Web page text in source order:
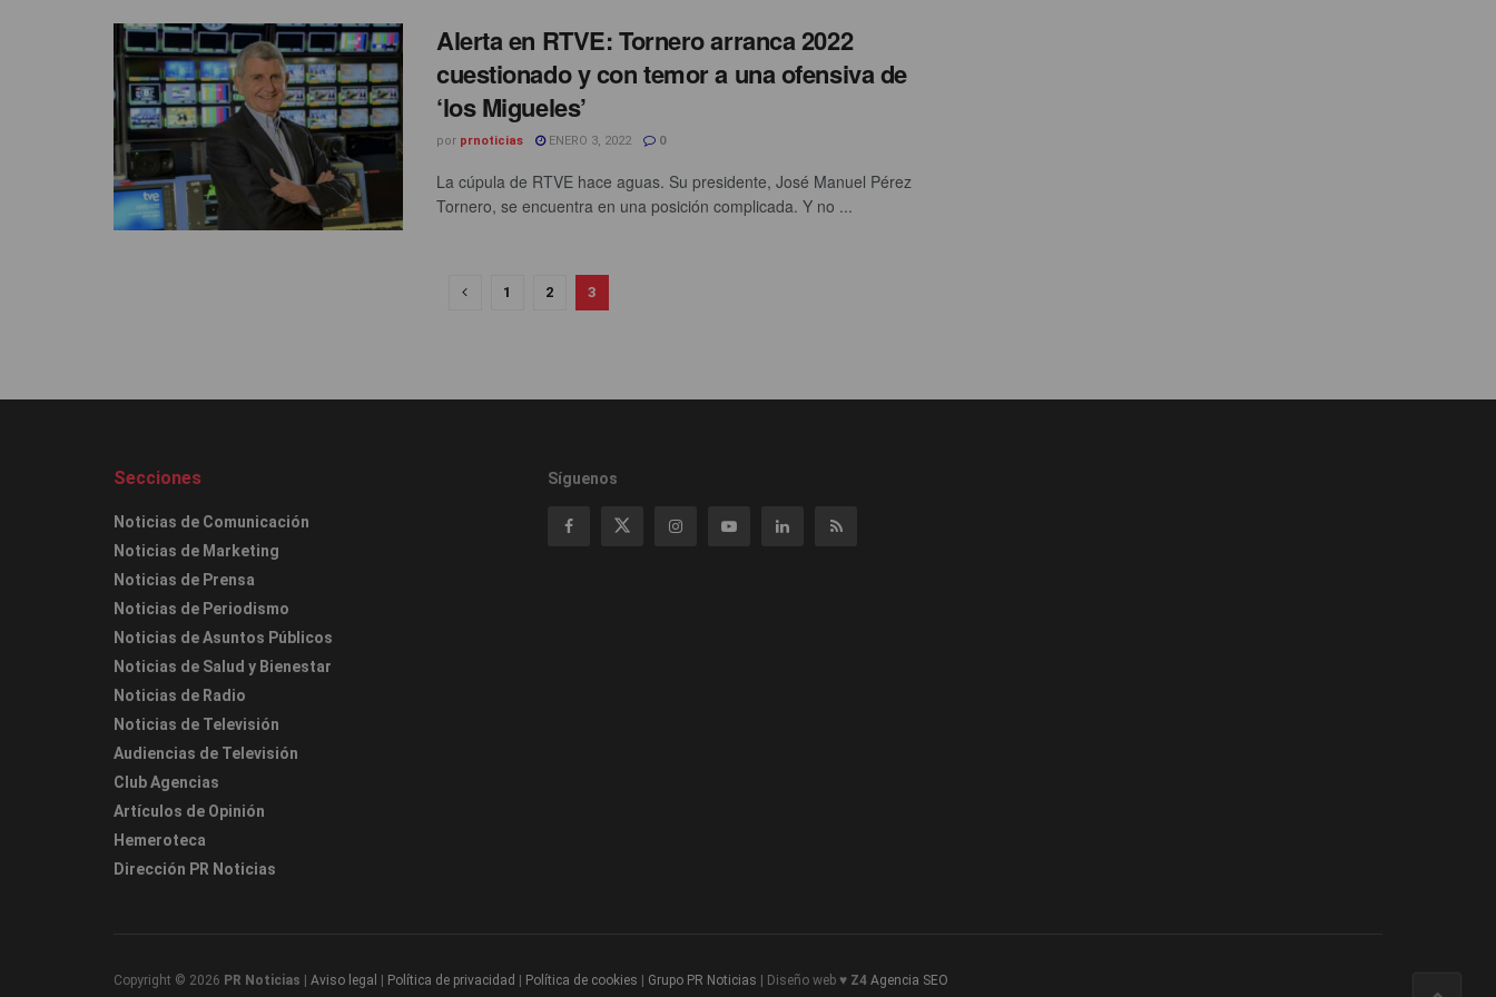
Alerta en RTVE: Tornero arranca 2022
cuestionado y con temor a una ofensiva de
‘los Migueles’
por prnoticias ENERO 3, 2022 0
La cúpula de RTVE hace aguas. Su presidente, José Manuel Pérez
Tornero, se encuentra en una posición complicada. Y no ...
1 2 3
Secciones
Noticias de Comunicación
Noticias de Marketing
Noticias de Prensa
Noticias de Periodismo
Noticias de Asuntos Públicos
Noticias de Salud y Bienestar
Noticias de Radio
Noticias de Televisión
Audiencias de Televisión
Club Agencias
Artículos de Opinión
Hemeroteca
Dirección PR Noticias
Síguenos
Copyright © 2026 PR Noticias Aviso legal Política de privacidad Política de cookies Grupo PR Noticias | Diseño web ♥ Z4 Agencia SEO